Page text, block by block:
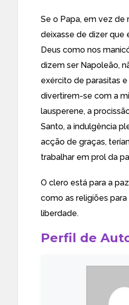
Se o Papa, em vez de
deixasse de dizer que
Deus como nos
dizem ser Napoleão,
exército de parasitas
divertirem-se com a
lausperene, a
Santo, a indulgência
acção de graças,
trabalhar em prol da
O clero está para a
como as religiões
liberdade.
Perfil de